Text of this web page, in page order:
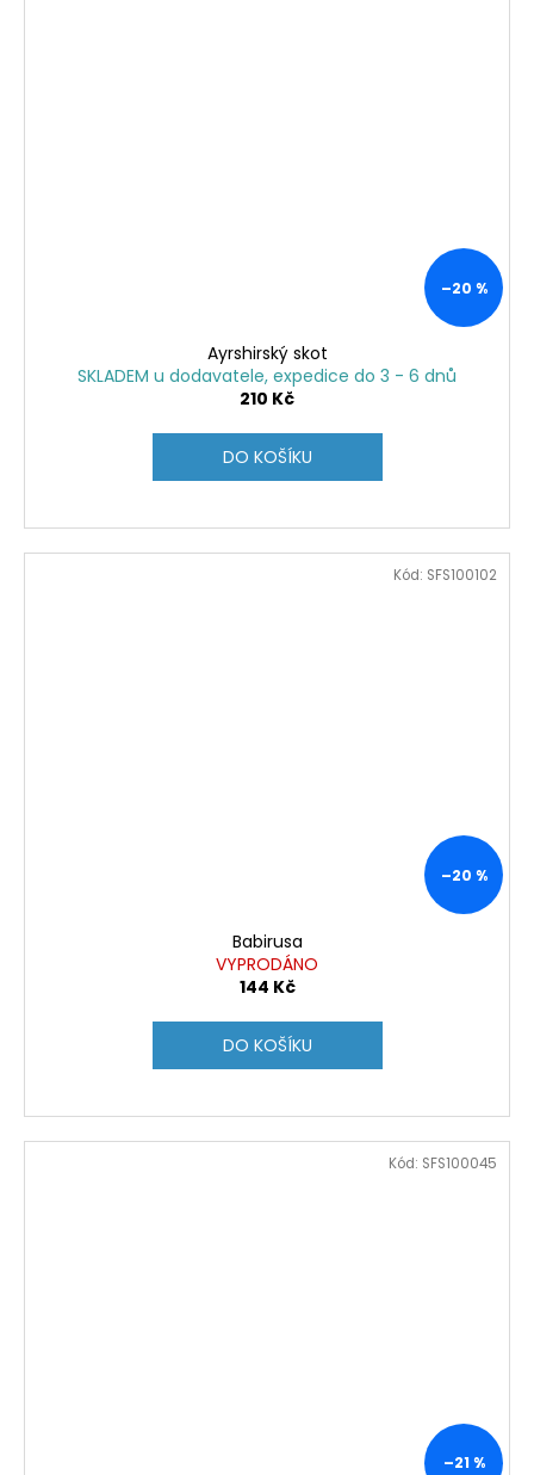
–20 %
Ayrshirský skot
SKLADEM u dodavatele, expedice do 3 - 6 dnů
210 Kč
DO KOŠÍKU
–20 %
Babirusa
VYPRODÁNO
144 Kč
DO KOŠÍKU
Kód: SFS100102
–21 %
Kód: SFS100045